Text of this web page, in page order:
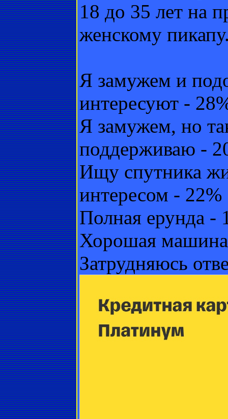
18 до 35 лет на
женскому
Я замужем и
интересуют -
Я замужем, но
поддерживаю -
Ищу спутника
интересом - 22%
Полная ерунда -
Хорошая
Затрудняюсь